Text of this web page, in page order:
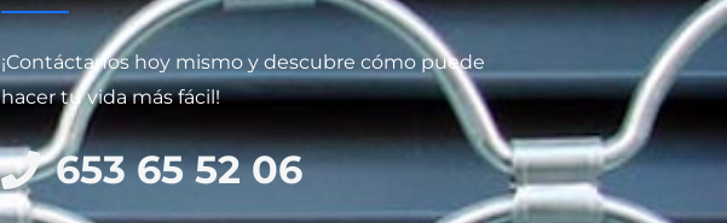
¡Contáctanos hoy mismo y descubre cómo puede
hacer tu vida más fácil!
653 65 52 06